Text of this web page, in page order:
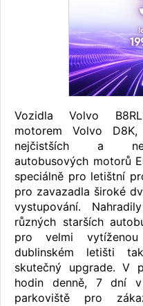
Vozidla Volvo
motorem Volvo
nejčistších a
autobusových motorů
speciálně pro letištní
pro zavazadla široké
vystupování.
různých starších
pro velmi
dublinském letišti
skutečný upgrade. V
hodin denně, 7 dní
parkoviště pro